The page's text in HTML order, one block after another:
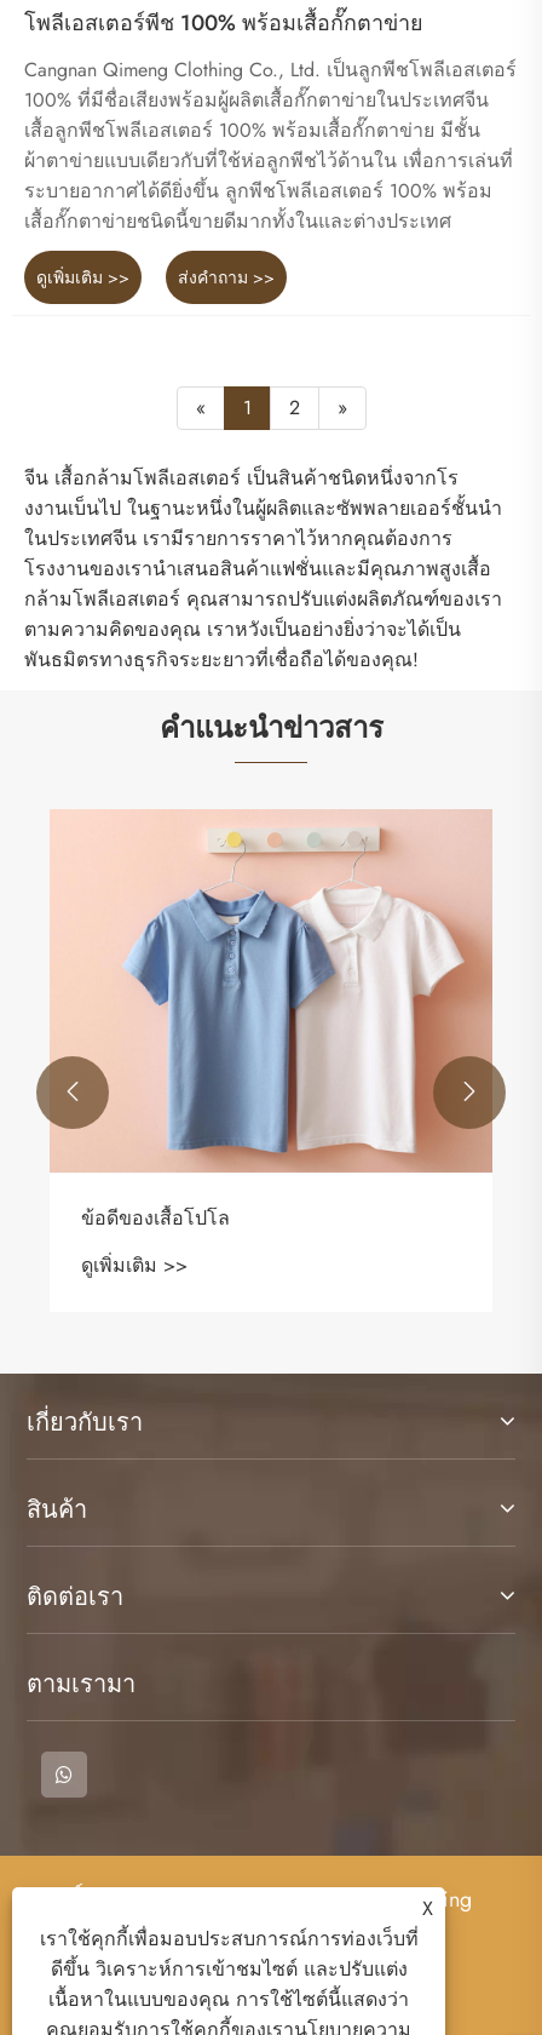
โพลีเอสเตอร์พีช 100% พร้อมเสื้อกั๊กตาข่าย
Cangnan Qimeng Clothing Co., Ltd. เป็นลูกพีชโพลีเอสเตอร์
100% ที่มีชื่อเสียงพร้อมผู้ผลิตเสื้อกั๊กตาข่ายในประเทศจีน
เสื้อลูกพีชโพลีเอสเตอร์ 100% พร้อมเสื้อกั๊กตาข่าย มีชั้น
ผ้าตาข่ายแบบเดียวกับที่ใช้ห่อลูกพีชไว้ด้านใน เพื่อการเล่นที่
ระบายอากาศได้ดียิ่งขึ้น ลูกพีชโพลีเอสเตอร์ 100% พร้อม
เสื้อกั๊กตาข่ายชนิดนี้ขายดีมากทั้งในและต่างประเทศ
ดูเพิ่มเติม >> ส่งคำถาม >>
« 1 2 »
จีน เสื้อกล้ามโพลีเอสเตอร์ เป็นสินค้าชนิดหนึ่งจากโร
งงานเบ็นไป ในฐานะหนึ่งในผู้ผลิตและซัพพลายเออร์ชั้นนำ
ในประเทศจีน เรามีรายการราคาไว้หากคุณต้องการ
โรงงานของเรานำเสนอสินค้าแฟชั่นและมีคุณภาพสูงเสื้อ
กล้ามโพลีเอสเตอร์ คุณสามารถปรับแต่งผลิตภัณฑ์ของเรา
ตามความคิดของคุณ เราหวังเป็นอย่างยิ่งว่าจะได้เป็น
พันธมิตรทางธุรกิจระยะยาวที่เชื่อถือได้ของคุณ!
คำแนะนำข่าวสาร
จะสวมแจ็คเก็ตได้อย่างไร?
ดูเพิ่มเติม >>
 
เกี่ยวกับเรา
สินค้า
ติดต่อเรา
ตามเรามา
ลิขสิทธิ์© 2023 Cangnan County Qimeng Clothing
Co. , Ltd. - เสื้อยืด, เสื้อโปโล, เสื้อเหงื่อ - สงวน
ลิขสิทธิ์
X
เราใช้คุกกี้เพื่อมอบประสบการณ์การท่องเว็บที่
ดีขึ้น วิเคราะห์การเข้าชมไซต์ และปรับแต่ง
เนื้อหาในแบบของคุณ การใช้ไซต์นี้แสดงว่า